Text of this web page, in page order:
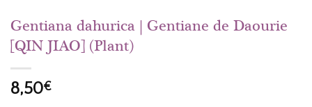
Gentiana dahurica | Gentiane de Daourie
[QIN JIAO] (Plant)
8,50€